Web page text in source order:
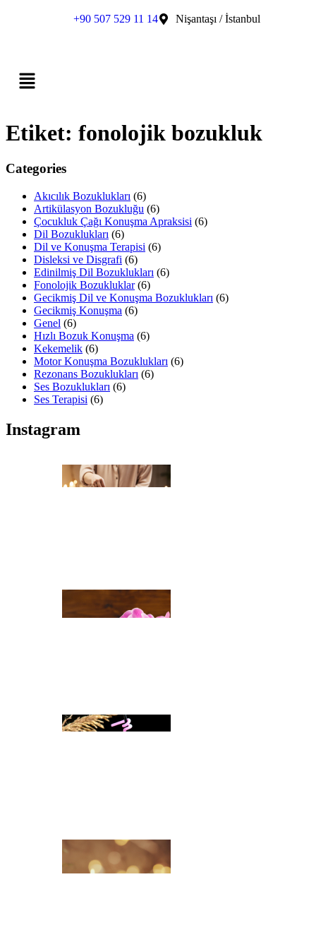
+90 507 529 11 14 Nişantaşı / İstanbul
Etiket: fonolojik bozukluk
Categories
Akıcılık Bozuklukları (6)
Artikülasyon Bozukluğu (6)
Çocukluk Çağı Konuşma Apraksisi (6)
Dil Bozuklukları (6)
Dil ve Konuşma Terapisi (6)
Disleksi ve Disgrafi (6)
Edinilmiş Dil Bozuklukları (6)
Fonolojik Bozukluklar (6)
Gecikmiş Dil ve Konuşma Bozuklukları (6)
Gecikmiş Konuşma (6)
Genel (6)
Hızlı Bozuk Konuşma (6)
Kekemelik (6)
Motor Konuşma Bozuklukları (6)
Rezonans Bozuklukları (6)
Ses Bozuklukları (6)
Ses Terapisi (6)
Instagram